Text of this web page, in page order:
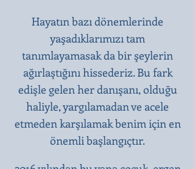
Hayatın bazı dönemlerinde
yaşadıklarımızı tam
tanımlayamasak da bir şeylerin
ağırlaştığını hissederiz. Bu fark
edişle gelen her danışanı, olduğu
haliyle, yargılamadan ve acele
etmeden karşılamak benim için en
önemli başlangıçtır.​